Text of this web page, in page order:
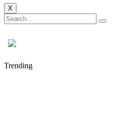
X
Trending